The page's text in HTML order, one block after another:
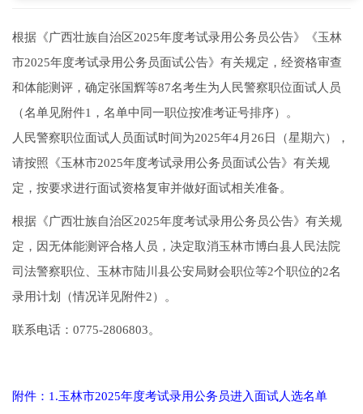
根据《广西壮族自治区2025年度考试录用公务员公告》《玉林
市2025年度考试录用公务员面试公告》有关规定，经资格审查
和体能测评，确定张国辉等87名考生为人民警察职位面试人员
（名单见附件1，名单中同一职位按准考证号排序）。
人民警察职位面试人员面试时间为2025年4月26日（星期六），
请按照《玉林市2025年度考试录用公务员面试公告》有关规
定，按要求进行面试资格复审并做好面试相关准备。
根据《广西壮族自治区2025年度考试录用公务员公告》有关规
定，因无体能测评合格人员，决定取消玉林市博白县人民法院
司法警察职位、玉林市陆川县公安局财会职位等2个职位的2名
录用计划（情况详见附件2）。
联系电话：0775-2806803。
附件：1.玉林市2025年度考试录用公务员进入面试人选名单